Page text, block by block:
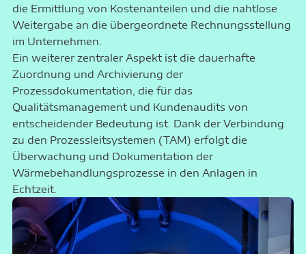
die Ermittlung von Kostenanteilen und die nahtlose
Weitergabe an die übergeordnete Rechnungsstellung
im Unternehmen.
Ein weiterer zentraler Aspekt ist die dauerhafte
Zuordnung und Archivierung der
Prozessdokumentation, die für das
Qualitätsmanagement und Kundenaudits von
entscheidender Bedeutung ist. Dank der Verbindung
zu den Prozessleitsystemen (TAM) erfolgt die
Überwachung und Dokumentation der
Wärmebehandlungsprozesse in den Anlagen in
Echtzeit.